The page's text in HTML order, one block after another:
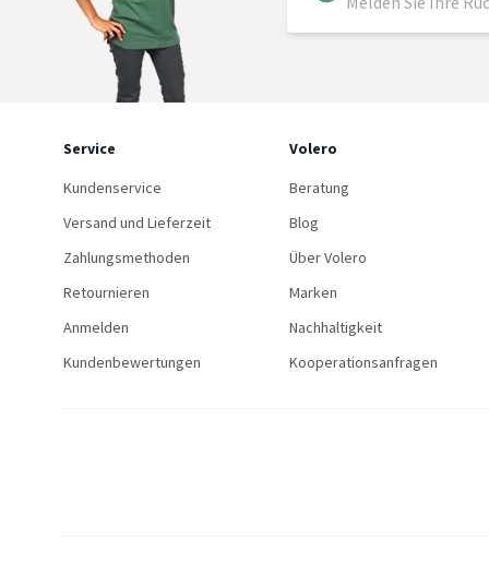
Service
Kundenservice
Versand und Lieferzeit
Zahlungsmethoden
Retournieren
Anmelden
Kundenbewertungen
Volero
Beratung
Blog
Über Volero
Marken
Nachhaltigkeit
Kooperationsanfragen